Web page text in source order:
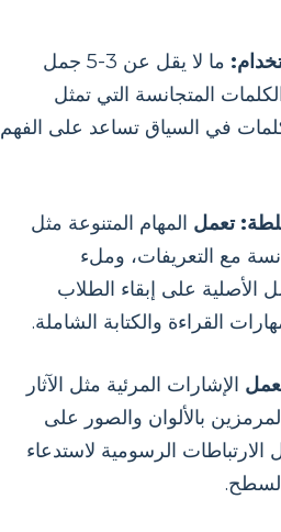
ما لا يقل عن 3-5 جمل
المتجانسة التي تمثل
في السياق تساعد على الفهم
تعمل المهام المتنوعة مثل
مع التعريفات، وملء
الأصلية على إبقاء الطلاب
القراءة والكتابة الشاملة.
الإشارات المرئية مثل الآثار
بالألوان والصور على
الارتباطات الرسومية لاستدعاء